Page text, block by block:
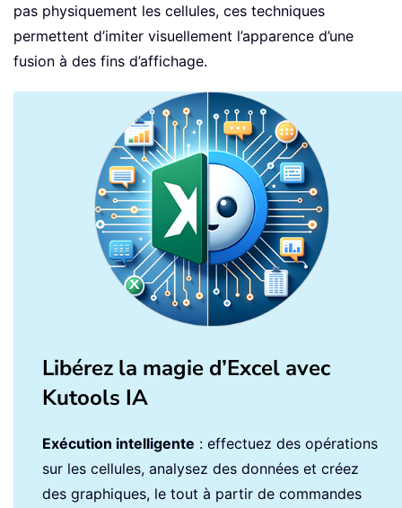
pas physiquement les cellules, ces techniques
permettent d’imiter visuellement l’apparence d’une
fusion à des fins d’affichage.
Libérez la magie d’Excel avec
Kutools IA
Exécution intelligente : effectuez des opérations
sur les cellules, analysez des données et créez
des graphiques, le tout à partir de commandes